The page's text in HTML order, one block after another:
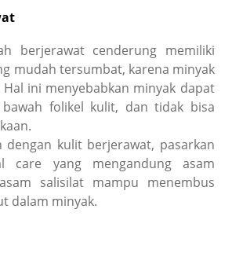
berjerawat cenderung memiliki
mudah tersumbat, karena minyak
ini menyebabkan minyak dapat
folikel kulit, dan tidak bisa
dengan kulit berjerawat, pasarkan
care yang mengandung asam
salisilat mampu menembus
dalam minyak.